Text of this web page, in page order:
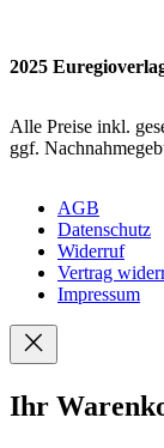
2025
Alle Preise inkl.
ggf.
AGB
Datenschutz
Widerruf
Vertrag
Impressum
Ihr